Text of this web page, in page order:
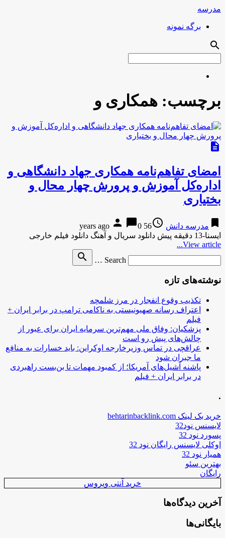
مدرسه
برگه نمونه
search
برچسب: همکاری و
description
امضای تفاهم‌نامه همکاری جهاد دانشگاهی و
اداره‌کل آموزش و پرورش چهار محال و
بختیاری
bookmark مدرسه دانش access_time
56 years ago
person chat_bubble0
ایسنا-13 دقیقه پیش دانلود سریال و آهنگ دانلود فیلم خارجی
View article...
Search …
search
نوشته‌های تازه
تکذیب وقوع انفجار در مرز شلمچه
اعتراف رسانه صهیونیستی به ناکامی ترامپ در برابر ایران +
فیلم
پزشکیان: وفاق ملی مهم‌ترین سرمایه ایران برای عبور از
چالش‌های پیش رو است
عراقچی در تماس وزیرخارجه اوکراین: باید خسارات به منافع
ما جبران شود
پاشنه آشیل‌های آمریکا؛ از کمبود مهمات تا بن‌بست راهبردی
در برابر ایران + فیلم
.
خرید بک لینک behtarinbacklink.com
لایسنس نود32
پسورد نود 32
اوکلی لایسنس رایگان نود 32
همیار نود 32
بهترین سئو
رایگان
خرید آنتی ویروس
آخرین دیدگاه‌ها
بایگانی‌ها